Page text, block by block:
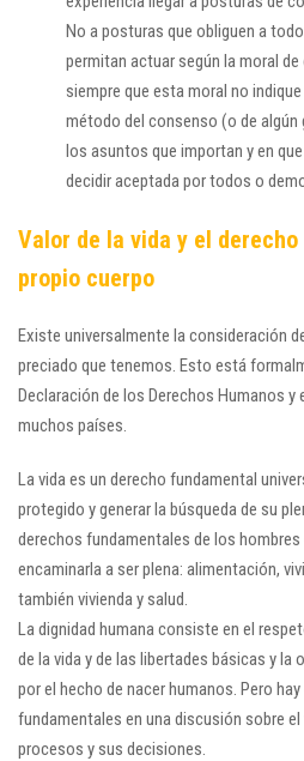
No a posturas que obliguen a
permitan actuar según la moral
siempre que esta moral no
método del consenso (o de
los asuntos que importan y en
decidir aceptada por todos o
Valor de la vida y el
propio cuerpo
Existe universalmente la consideración
preciado que tenemos. Esto está
Declaración de los Derechos Humanos
muchos países.
La vida es un derecho fundamental
protegido y generar la búsqueda de su
derechos fundamentales de los
encaminarla a ser plena: alimentación,
también vivienda y salud.
La dignidad humana consiste en el
de la vida y de las libertades básicas y
por el hecho de nacer humanos. Pero
fundamentales en una discusión sobre
procesos y sus decisiones.